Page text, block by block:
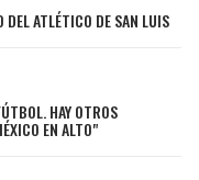
DEL ATLÉTICO DE SAN LUIS
HAY OTROS
EN ALTO"